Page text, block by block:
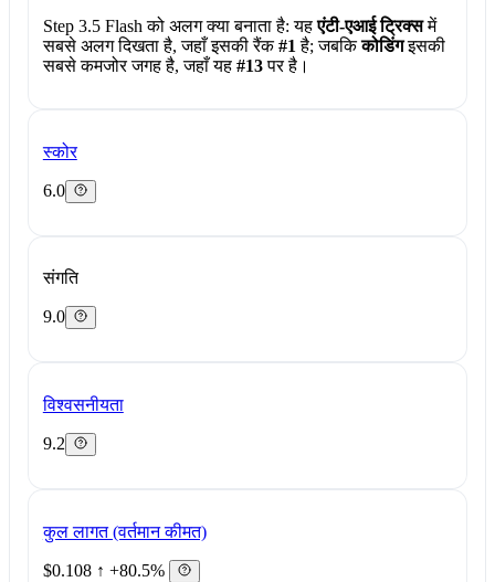
Step 3.5 Flash को अलग क्या बनाता है: यहएंटी-एआई ट्रिक्समें
सबसे अलग दिखता है, जहाँ इसकी रैंक#1 है; जबकिकोडिंगइसकी
सबसे कमजोर जगह है, जहाँ यह #13पर है।
स्कोर
6.0
संगति
9.0
विश्वसनीयता
9.2
कुल लागत (वर्तमान कीमत)
$0.108 ↑ +80.5%